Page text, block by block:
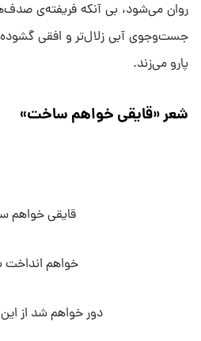
روان می‌شود، بی آنکه فریفته‌ی
جست‌وجوی آبی زلال‌تر و افقی
پارو می‌زند.
شعر «قایقی خواهم ساخت»
قایقی خواهم
خواهم انداخت
دور خواهم شد از